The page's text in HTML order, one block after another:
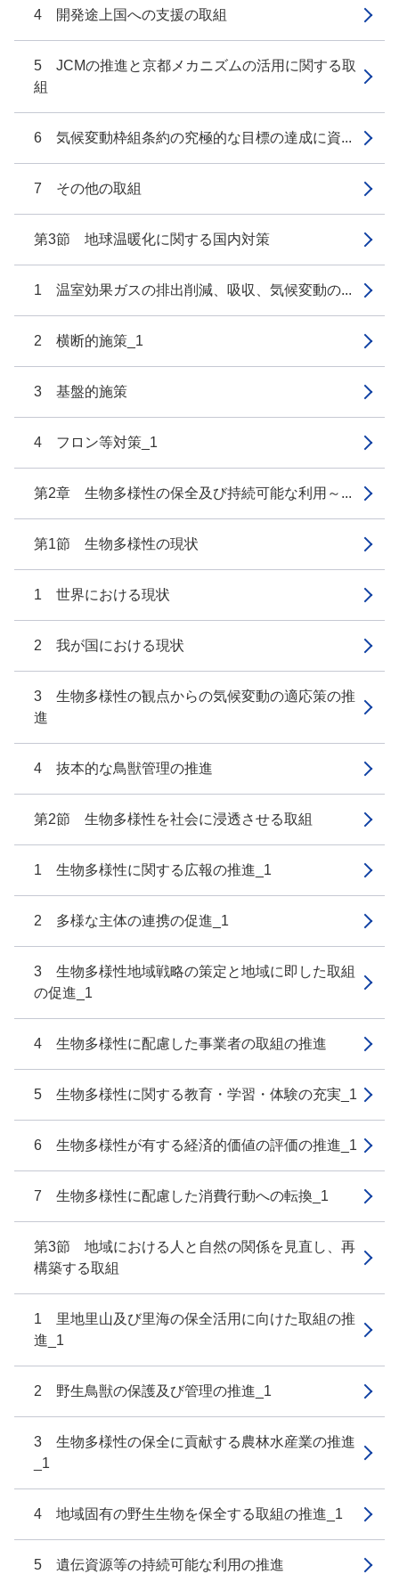
4 開発途上国への支援の取組
5 JCMの推進と京都メカニズムの活用に関する取
組
6 気候変動枠組条約の究極的な目標の達成に資...
7 その他の取組
第3節 地球温暖化に関する国内対策
1 温室効果ガスの排出削減、吸収、気候変動の...
2 横断的施策_1
3 基盤的施策
4 フロン等対策_1
第2章 生物多様性の保全及び持続可能な利用～...
第1節 生物多様性の現状
1 世界における現状
2 我が国における現状
3 生物多様性の観点からの気候変動の適応策の推
進
4 抜本的な鳥獣管理の推進
第2節 生物多様性を社会に浸透させる取組
1 生物多様性に関する広報の推進_1
2 多様な主体の連携の促進_1
3 生物多様性地域戦略の策定と地域に即した取組
の促進_1
4 生物多様性に配慮した事業者の取組の推進
5 生物多様性に関する教育・学習・体験の充実_1
6 生物多様性が有する経済的価値の評価の推進_1
7 生物多様性に配慮した消費行動への転換_1
第3節 地域における人と自然の関係を見直し、再
構築する取組
1 里地里山及び里海の保全活用に向けた取組の推
進_1
2 野生鳥獣の保護及び管理の推進_1
3 生物多様性の保全に貢献する農林水産業の推進
_1
4 地域固有の野生生物を保全する取組の推進_1
5 遺伝資源等の持続可能な利用の推進